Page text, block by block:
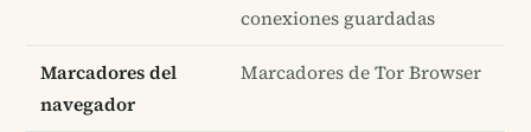
conexiones guardadas
Marcadores del
navegador
Marcadores de Tor Browser